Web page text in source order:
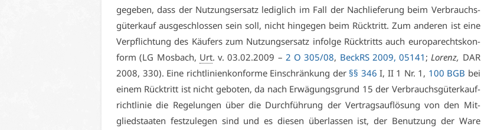
ge­ge­ben, dass der Nut­zungs­er­satz le­dig­lich im Fall der Nach­lie­fe­rung beim Ver­brauchs­
gü­ter­kauf aus­ge­schlos­sen sein soll, nicht hin­ge­gen beim Rück­tritt. Zum an­de­ren ist ei­ne
Ver­pflich­tung des Käu­fers zum Nut­zungs­er­satz in­fol­ge Rück­tritts auch eu­ro­pa­rechts­kon­
form (LG Mos­bach, Urt. v. 03.02.2009 – 2 O 305/08, BeckRS 2009, 05141 ;Lo­renz, DAR
2008, 330). Ei­ne richt­li­ni­en­kon­for­me Ein­schrän­kung der §§ 346 I, II 1 Nr. 1, 100 BGB bei
ei­nem Rück­tritt ist nicht ge­bo­ten, da nach Er­wä­gungs­grund 15 der Ver­brauchs­gü­terkauf­
richt­li­nie die Re­ge­lun­gen über die Durch­füh­rung der Ver­trags­auf­lö­sung von den Mit­
glied­staa­ten fest­zu­le­gen sind und es die­sen über­las­sen ist, der Be­nut­zung der Wa­re